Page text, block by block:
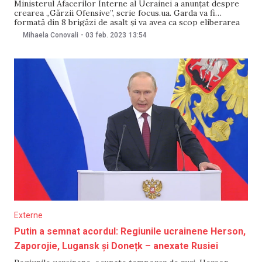
Ministerul Afacerilor Interne al Ucrainei a anunțat despre
crearea „Gărzii Ofensive”, scrie focus.ua. Garda va fi
formată din 8 brigăzi de asalt și va avea ca scop eliberarea
teritoriilor ucrainene ocupate de ruși. Brigada va fi formată
din voluntari. Potrivit sursei, brigăzile vor lua parte la
Mihaela Conovali - 03 feb. 2023 13:54
Externe
Putin a semnat acordul: Regiunile ucrainene Herson,
Zaporojie, Lugansk și Donețk – anexate Rusiei